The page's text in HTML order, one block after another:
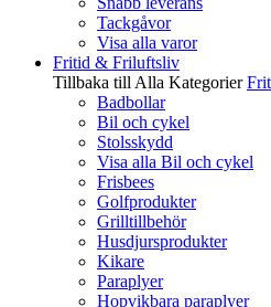
Tackgåvor
Visa alla varor
Fritid & Friluftsliv
Tillbaka till Alla Kategorier
Badbollar
Bil och cykel
Stolsskydd
Visa alla Bil och cykel
Frisbees
Golfprodukter
Grilltillbehör
Husdjursprodukter
Kikare
Paraplyer
Hopvikbara paraplyer